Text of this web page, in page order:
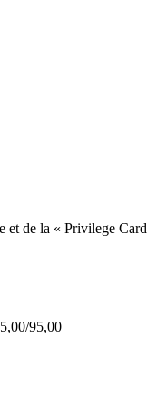
de la « Privilege
95,00